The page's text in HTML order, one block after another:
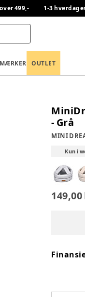
499,- 1-3
MÆRKER OUTLET
- Grå
MINI
Kun i
149,00